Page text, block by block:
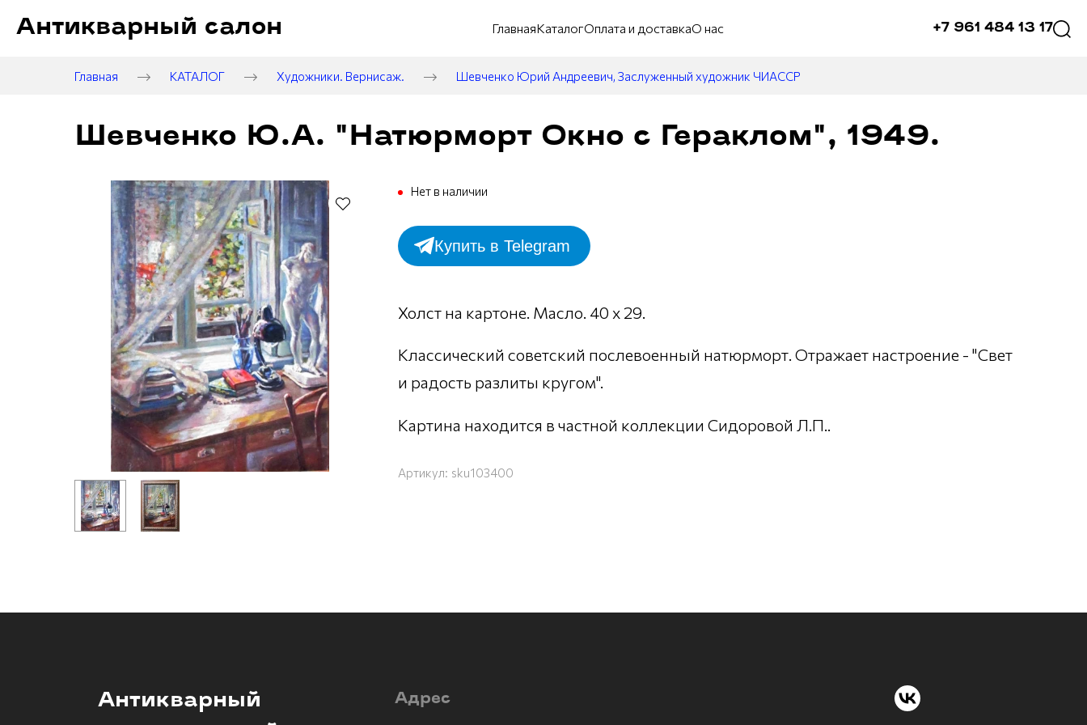
Антикварный салон ГлавнаяКаталогОплата и доставкаО нас +7 961 484 13 17
Главная КАТАЛОГ Художники. Вернисаж. Шевченко Юрий Андреевич, Заслуженный художник ЧИАССР
Шевченко Ю.А. "Натюрморт Окно с Гераклом", 1949.
Нет в наличии
Купить в Telegram
Холст на картоне. Масло. 40 х 29.
Классический советский послевоенный натюрморт. Отражает настроение - "Свет
и радость разлиты кругом".
Картина находится в частной коллекции Сидоровой Л.П..
Артикул: sku103400
Антикварный
Адрес